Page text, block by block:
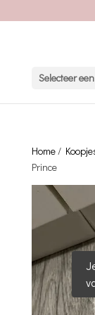
Selecteer
Home/
Prince